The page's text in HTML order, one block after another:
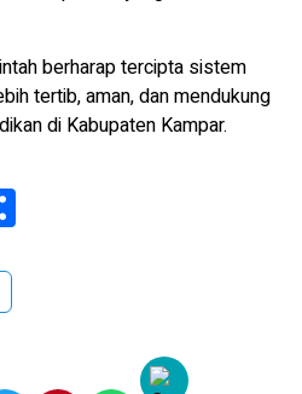
berharap tercipta sistem
tertib, aman, dan mendukung
di Kabupaten Kampar.